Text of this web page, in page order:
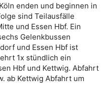
enden und beginnen in
sind Teilausfälle
und Essen Hbf. Ein
Gelenkbussen
und Essen Hbf ist
1x stündlich ein
Hbf und Kettwig. Abfahrt
ab Kettwig Abfahrt um